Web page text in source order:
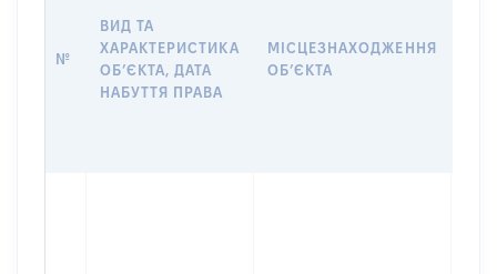
№
ВИД ТА
ХАРАКТЕРИСТИКА
ОБʼЄКТА, ДАТА
НАБУТТЯ ПРАВА
МІСЦЕЗНАХОДЖЕННЯ
ОБʼЄКТА